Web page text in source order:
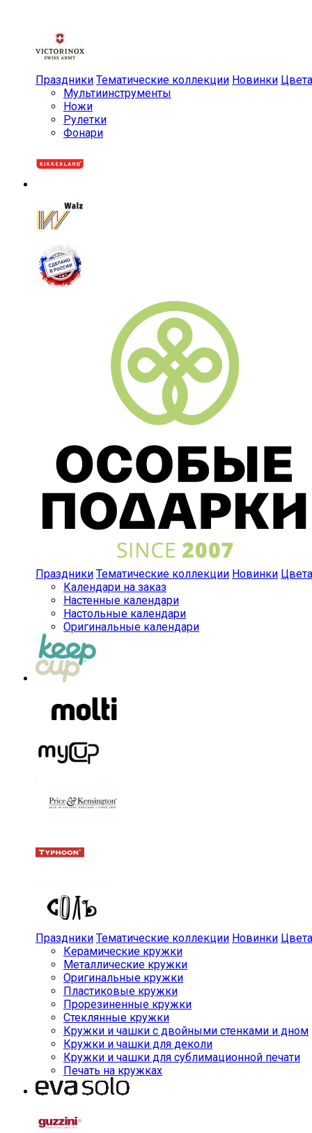
Праздники Тематические коллекции Новинки Цвета
Мульти­инструменты
Ножи
Рулетки
Фонари
Праздники Тематические коллекции Новинки Цвета
Календари на заказ
Настенные календари
Настольные календари
Оригинальные календари
Праздники Тематические коллекции Новинки Цвета
Керамические кружки
Металлические кружки
Оригинальные кружки
Пластиковые кружки
Прорезиненные кружки
Стеклянные кружки
Кружки и чашки с двойными стенками и дном
Кружки и чашки для деколи
Кружки и чашки для сублимационной печати
Печать на кружках